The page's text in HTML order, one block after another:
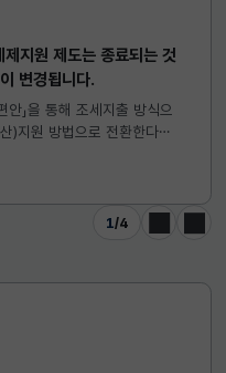
지원 제도는 종료되는 것
변경됩니다.
」을 통해 조세지출 방식으
)지원 방법으로 전환한다고
1/4
이전 다음